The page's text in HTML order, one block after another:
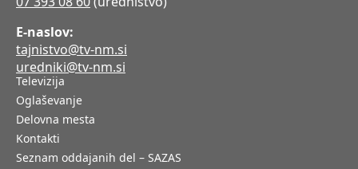
E-naslov:
tajnistvo@tv-nm.si
uredniki@tv-nm.si
Televizija
Oglaševanje
Delovna mesta
Kontakti
Seznam oddajanih del – SAZAS